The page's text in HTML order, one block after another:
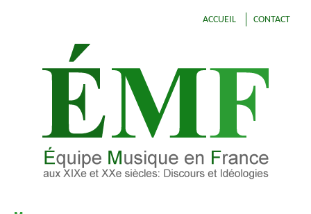
ACCUEIL CONTACT